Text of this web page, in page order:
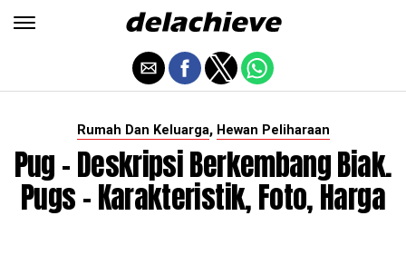
Rumah Dan Keluarga, Hewan Peliharaan
Pug - Deskripsi Berkembang Biak.
Pugs - Karakteristik, Foto, Harga